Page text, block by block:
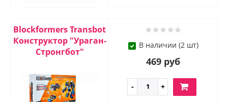
Blockformers Transbot
Конструктор "Ураган-
Стронгбот"
В наличии (2 шт)
469 руб